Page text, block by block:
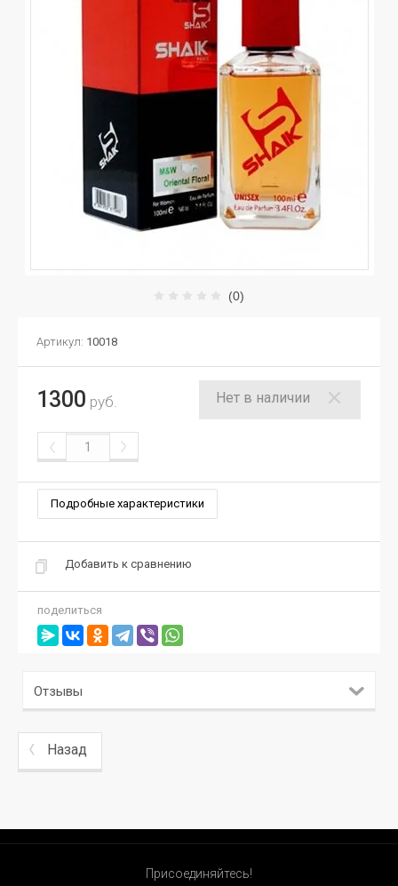
(0)
Артикул: 10018
1300 руб. Нет в наличии
Подробные характеристики
Добавить к сравнению
поделиться
Отзывы
Назад
Присоединяйтесь!